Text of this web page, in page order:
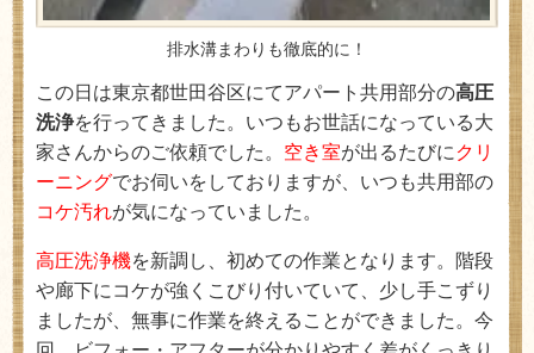
排水溝まわりも徹底的に！
この日は東京都世田谷区にてアパート共用部分の高圧
洗浄を行ってきました。いつもお世話になっている大
家さんからのご依頼でした。 空き室が出るたびに クリ
ーニングでお伺いをしておりますが、いつも共用部の
コケ汚れが気になっていました。
高圧洗浄機を新調し、初めての作業となります。階段
や廊下にコケが強くこびり付いていて、少し手こずり
ましたが、無事に作業を終えることができました。今